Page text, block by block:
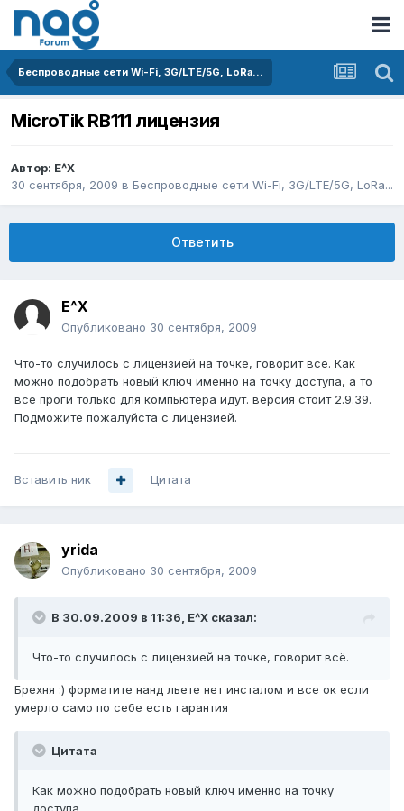
Беспроводные сети Wi-Fi, 3G/LTE/5G, LoRa...
MicroTik RB111 лицензия
Автор: E^X
30 сентября, 2009 в Беспроводные сети Wi-Fi, 3G/LTE/5G, LoRa...
Ответить
E^X
Опубликовано 30 сентября, 2009
Что-то случилось с лицензией на точке, говорит всё. Как
можно подобрать новый ключ именно на точку доступа, а то
все проги только для компьютера идут. версия стоит 2.9.39.
Подможите пожалуйста с лицензией.
Вставить ник Цитата
yrida
Опубликовано 30 сентября, 2009
В 30.09.2009 в 11:36, E^X сказал:
Что-то случилось с лицензией на точке, говорит всё.
Брехня :) форматите нанд льете нет инсталом и все ок если
умерло само по себе есть гарантия
Цитата
Как можно подобрать новый ключ именно на точку